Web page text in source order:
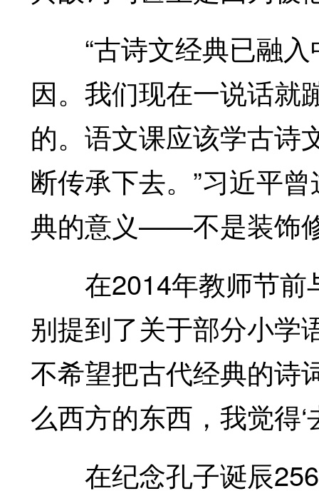
“古诗文经典已融入
因。我们现在一说话就
的。语文课应该学古诗
断传承下去。”习近平
典的意义——不是装饰
在2014年教师节前
别提到了关于部分小学
不希望把古代经典的诗
么西方的东西，我觉得‘
在纪念孔子诞辰